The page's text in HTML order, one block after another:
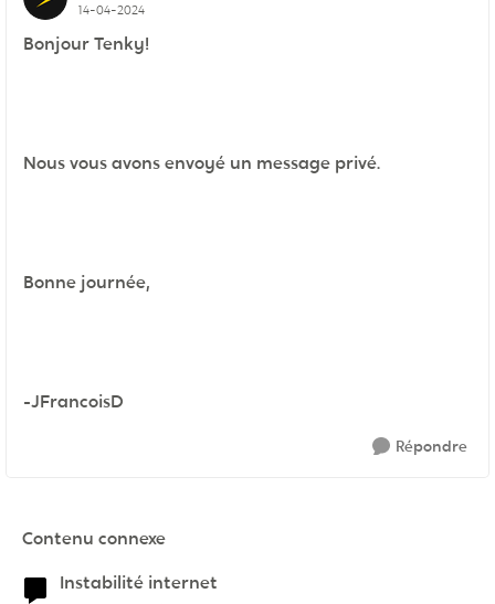
14-04-2024
Bonjour Tenky!
Nous vous avons envoyé un message privé.
Bonne journée,
-JFrancoisD
Répondre
Contenu connexe
Instabilité internet